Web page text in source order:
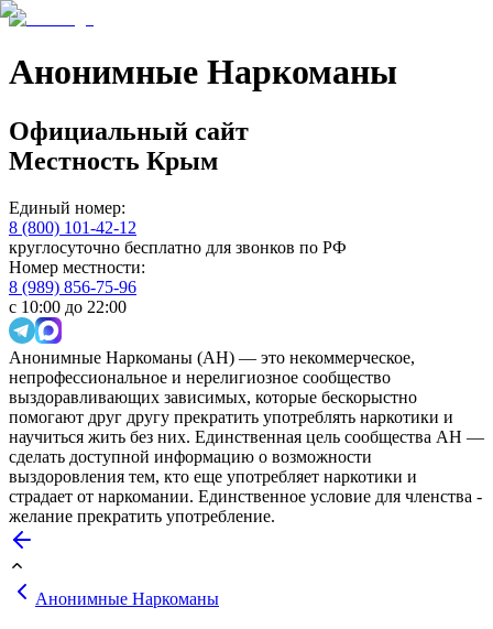
Анонимные Наркоманы
Официальный сайт
Местность Крым
Единый номер:
8 (800) 101-42-12
круглосуточно бесплатно для звонков по РФ
Номер местности:
8 (989) 856-75-96
с 10:00 до 22:00
Анонимные Наркоманы (АН) — это некоммерческое,
непрофессиональное и нерелигиозное сообщество
выздоравливающих зависимых, которые бескорыстно
помогают друг другу прекратить употреблять наркотики и
научиться жить без них. Единственная цель сообщества АН —
сделать доступной информацию о возможности
выздоровления тем, кто еще употребляет наркотики и
страдает от наркомании. Единственное условие для членства -
желание прекратить употребление.
Анонимные Наркоманы